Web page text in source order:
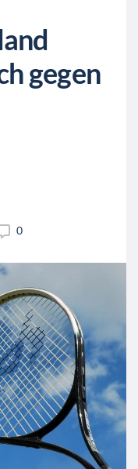
gegen
0